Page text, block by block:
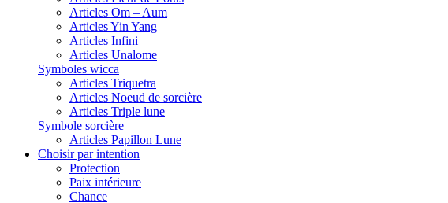
Articles Om – Aum
Articles Yin Yang
Articles Infini
Articles Unalome
Symboles wicca
Articles Triquetra
Articles Noeud de sorcière
Articles Triple lune
Symbole sorcière
Articles Papillon Lune
Choisir par intention
Protection
Paix intérieure
Chance